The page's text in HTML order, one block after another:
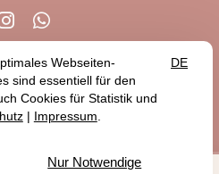
— Site byprointernet
Datenschutz
Barrierefreiheit
